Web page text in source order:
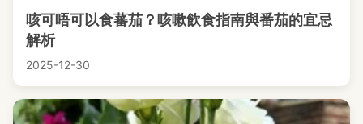
咳可唔可以食蕃茄？咳嗽飲食指南與番茄的宜忌
解析
2025-12-30